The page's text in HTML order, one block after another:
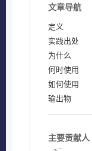
文章导航
定义
实践出处
为什么
何时使用
如何使用
输出物
主要贡献人